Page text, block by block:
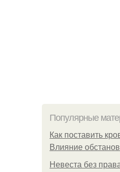
Популярные
Как поставить
Влияние
Невеста без